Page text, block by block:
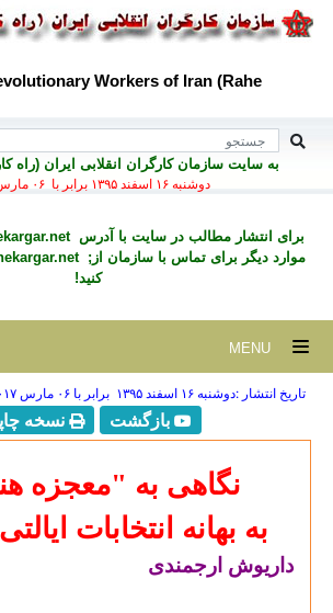
Workers of Iran (Rahe
به سايت سازمان کارگران انقلابی ايران (راه
دوشنبه ۱۶ اسفند ۱۳۹۵ برابر با ۰۶ مارس ۲۰۱۷
برای انتشار مطالب در سايت با آدرس
موارد ديگر برای تماس با سازمان از;
کنید!
تاریخ انتشار :دوشنبه ۱۶ اسفند ۱۳۹۵ برابر با ۰۶ مارس ۲۰۱۷
بازگشت نسخه
نگاهى به "معجزه
به بهانه انتخابات
داريوش ارجمندى